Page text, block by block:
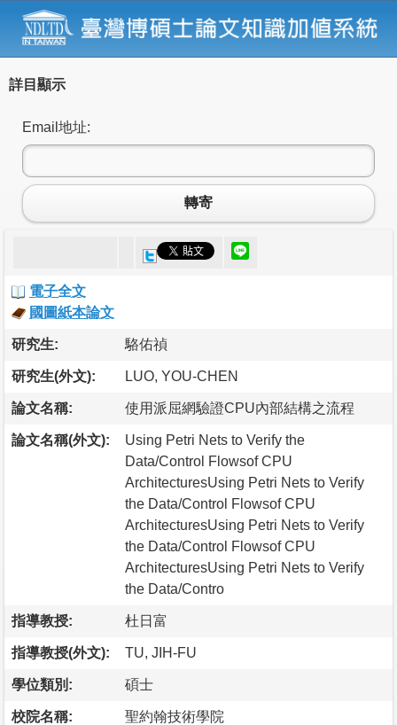
詳目顯示
Email地址:
轉寄
電子全文
國圖紙本論文
研究生: 駱佑禎
研究生(外文): LUO, YOU-CHEN
論文名稱: 使用派屈網驗證CPU內部結構之流程
論文名稱(外文):
Using Petri Nets to Verify the
Data/Control Flowsof CPU
ArchitecturesUsing Petri Nets to Verify
the Data/Control Flowsof CPU
ArchitecturesUsing Petri Nets to Verify
the Data/Control Flowsof CPU
ArchitecturesUsing Petri Nets to Verify
the Data/Contro
指導教授: 杜日富
指導教授(外文): TU, JIH-FU
學位類別: 碩士
校院名稱: 聖約翰技術學院